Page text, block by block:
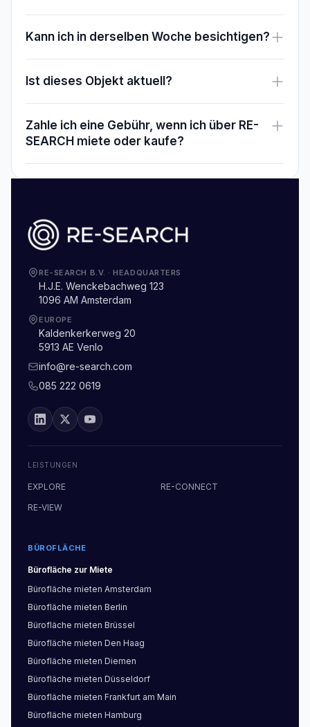
Kann ich in derselben Woche besichtigen?
Ist dieses Objekt aktuell?
Zahle ich eine Gebühr, wenn ich über RE-
SEARCH miete oder kaufe?
RE-SEARCH B.V. ·HEADQUARTERS
H.J.E. Wenckebachweg 123
1096 AM Amsterdam
EUROPE
Kaldenkerkerweg 20
5913 AE Venlo
info@re-search.com
085 222 0619
LEISTUNGEN
EXPLORE
RE-CONNECT
RE-VIEW
BÜROFLÄCHE
Bürofläche zur Miete
Bürofläche mieten Amsterdam
Bürofläche mieten Berlin
Bürofläche mieten Brüssel
Bürofläche mieten Den Haag
Bürofläche mieten Diemen
Bürofläche mieten Düsseldorf
Bürofläche mieten Frankfurt am Main
Bürofläche mieten Hamburg